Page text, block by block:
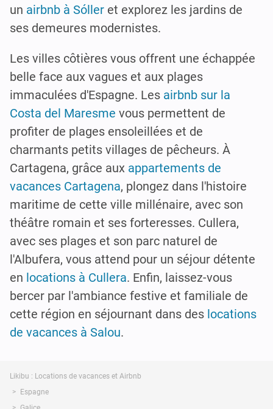
un airbnb à Sóller et explorez les jardins de
ses demeures modernistes.
Les villes côtières vous offrent une échappée
belle face aux vagues et aux plages
immaculées d'Espagne. Les airbnb sur la
Costa del Maresme vous permettent de
profiter de plages ensoleillées et de
charmants petits villages de pêcheurs. À
Cartagena, grâce aux appartements de
vacances Cartagena, plongez dans l'histoire
maritime de cette ville millénaire, avec son
théâtre romain et ses forteresses. Cullera,
avec ses plages et son parc naturel de
l'Albufera, vous attend pour un séjour détente
en locations à Cullera. Enfin, laissez-vous
bercer par l'ambiance festive et familiale de
cette région en séjournant dans des locations
de vacances à Salou.
Likibu : Locations de vacances et Airbnb
Espagne